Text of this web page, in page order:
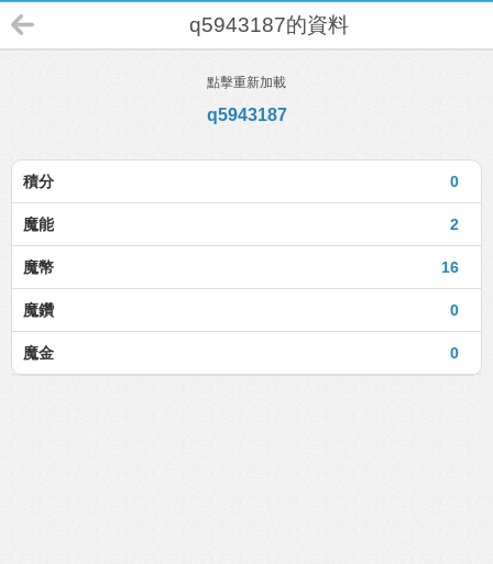
q5943187的資料
點擊重新加載
q5943187
0
積分
2
魔能
16
魔幣
0
魔鑽
0
魔金